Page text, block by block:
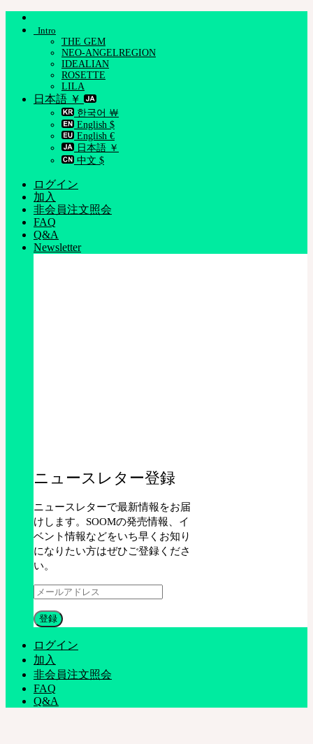
Skip
Intro
THE GEM
NEO-ANGELREGION
IDEALIAN
ROSETTE
LILA
日本語 ￥
한국어 ￦
English $
English €
日本語 ￥
中文 $
ログイン
加入
非会員注文照会
FAQ
Q&A
Newsletter
ニュースレター登録
ニュースレターで最新情報をお届
けします。SOOMの発売情報、イ
ベント情報などをいち早くお知り
になりたい方はぜひご登録くださ
い。
ログイン
加入
非会員注文照会
FAQ
Q&A